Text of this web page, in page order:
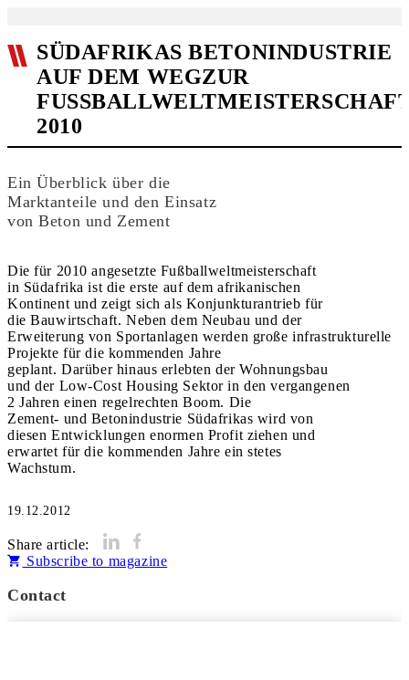
SÜDAFRIKAS BETONINDUSTRIE
AUF DEM WEGZUR
FUSSBALLWELTMEISTERSCHAFT
010
Ein Überblick über die
Marktanteile und den Einsatz
von Beton und Zement
Die für 2010 angesetzte Fußballweltmeisterschaft
in Südafrika ist die erste auf dem afrikanischen
Kontinent und zeigt sich als Konjunkturantrieb für
die Bauwirtschaft. Neben dem Neubau und der
Erweiterung von Sportanlagen werden große infrastrukturelle
Projekte für die kommenden Jahre
geplant. Darüber hinaus erlebten der Wohnungsbau
und der Low-Cost Housing Sektor in den vergangenen
2 Jahren einen regelrechten Boom. Die
Zement- und Betonindustrie Südafrikas wird von
diesen Entwicklungen enormen Profit ziehen und
erwartet für die kommenden Jahre ein stetes
Wachstum.
19.12.2012
Share article:
Subscribe to magazine
Contact